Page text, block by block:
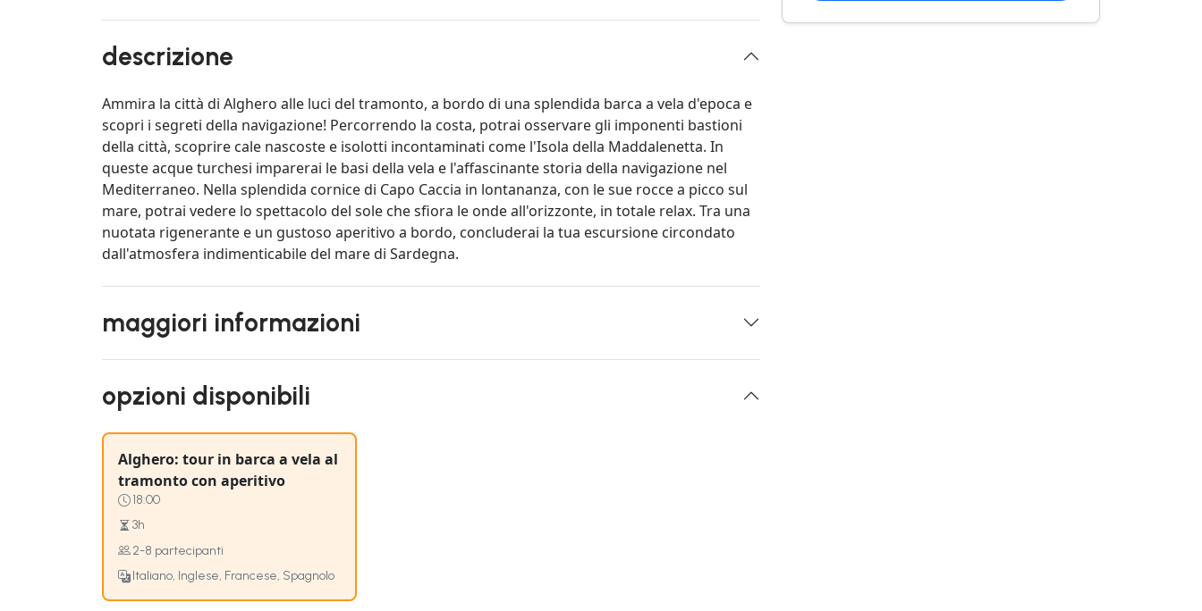
descrizione
Ammira la città di Alghero alle luci del tramonto, a bordo di una splendida barca a vela d'epoca e
scopri i segreti della navigazione! Percorrendo la costa, potrai osservare gli imponenti bastioni
della città, scoprire cale nascoste e isolotti incontaminati come l'Isola della Maddalenetta. In
queste acque turchesi imparerai le basi della vela e l'affascinante storia della navigazione nel
Mediterraneo. Nella splendida cornice di Capo Caccia in lontananza, con le sue rocce a picco sul
mare, potrai vedere lo spettacolo del sole che sfiora le onde all'orizzonte, in totale relax. Tra una
nuotata rigenerante e un gustoso aperitivo a bordo, concluderai la tua escursione circondato
dall'atmosfera indimenticabile del mare di Sardegna.
maggiori informazioni
opzioni disponibili
Alghero: tour in barca a vela al
tramonto con aperitivo
18:00
3h
2-8 partecipanti
Italiano, Inglese, Francese, Spagnolo